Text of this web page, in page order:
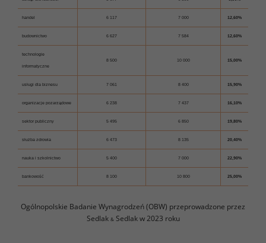
handel 6 117 7 000 12,60%
budownictwo 6 627 7 584 12,60%
technologie
informatyczne
8 500 10 000 15,00%
usługi dla biznesu 7 061 8 400 15,90%
organizacje pozarządowe 6 238 7 437 16,10%
sektor publiczny 5 495 6 850 19,80%
służba zdrowia 6 473 8 135 20,40%
nauka i szkolnictwo 5 400 7 000 22,90%
bankowość 8 100 10 800 25,00%
Ogólnopolskie Badanie Wynagrodzeń (OBW) przeprowadzone przez
Sedlak &Sedlak w 2023 roku